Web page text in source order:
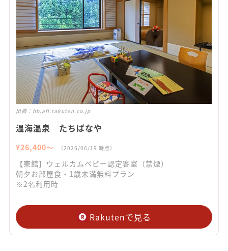
出典： hb.afl.rakuten.co.jp
温海温泉 たちばなや
¥26,400〜 （2026/06/19 時点）
【東館】ウェルカムベビー認定客室（禁煙）
朝夕お部屋食・1歳未満無料プラン
※2名利用時
Rakutenで見る